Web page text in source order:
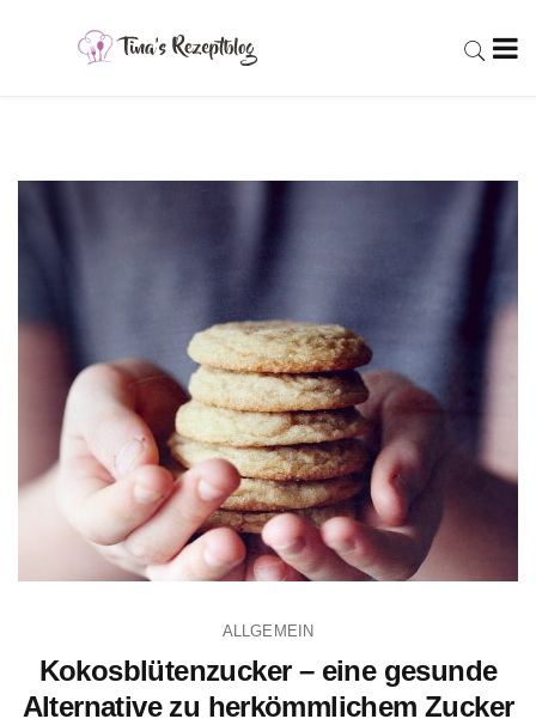
ALLGEMEIN
Kokosblütenzucker – eine gesunde
Alternative zu herkömmlichem Zucker